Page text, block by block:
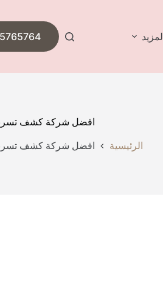
المزيد
افضل شركة كشف
الرئيسية افضل شركة كشف